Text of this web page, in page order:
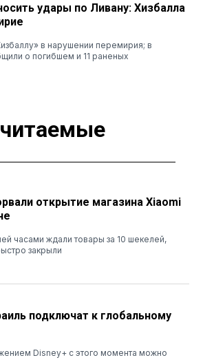
удары по Ливану: Хизбалла
в нарушении перемирия; в
о погибшем и 11 раненых
открытие магазина Xiaomi
часами ждали товары за 10 шекелей,
закрыли
подключат к глобальному
Disney+ с этого момента можно